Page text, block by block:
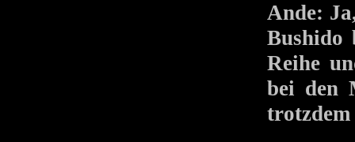
Ande:
Bushido
Reihe
bei den
trotzdem